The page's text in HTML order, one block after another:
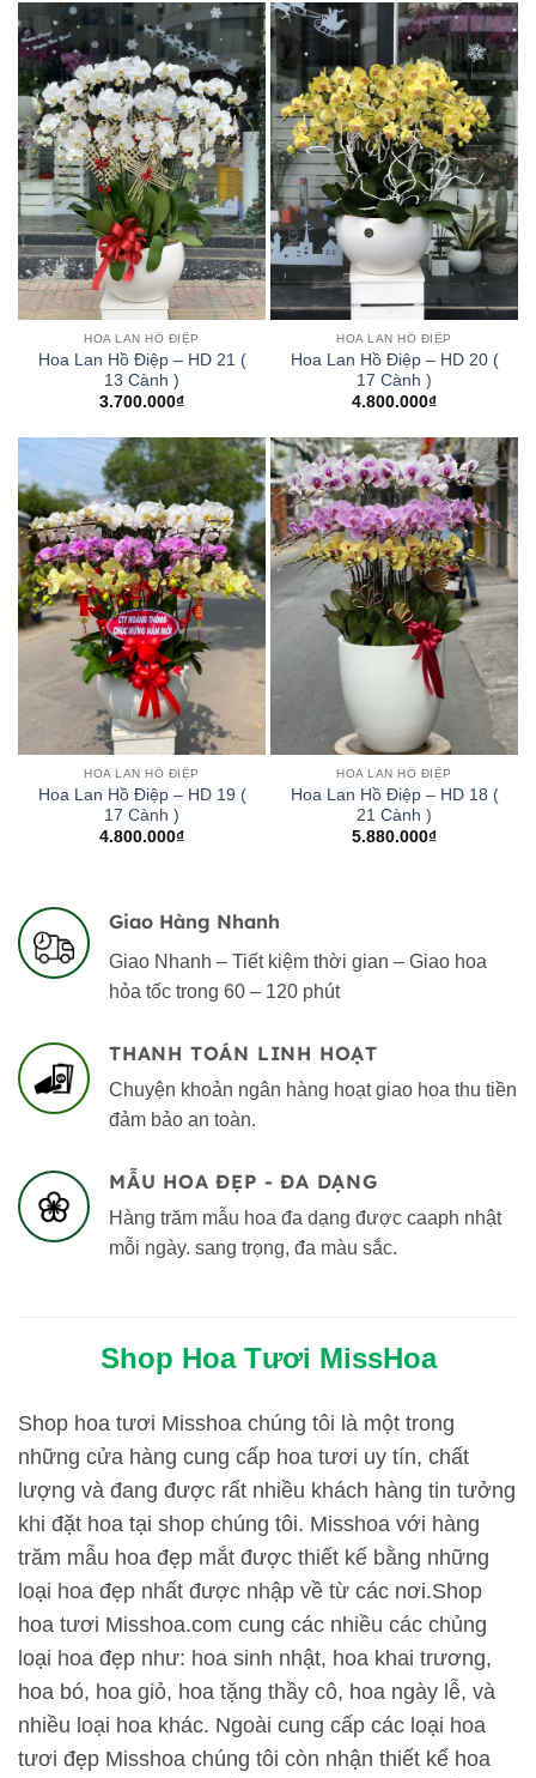
HOA LAN HỒ ĐIỆP
Hoa Lan Hồ Điệp – HD 21 (
13 Cành )
3.700.000₫
HOA LAN HỒ ĐIỆP
Hoa Lan Hồ Điệp – HD 20 (
17 Cành )
4.800.000₫
HOA LAN HỒ ĐIỆP
Hoa Lan Hồ Điệp – HD 19 (
17 Cành )
4.800.000₫
HOA LAN HỒ ĐIỆP
Hoa Lan Hồ Điệp – HD 18 (
21 Cành )
5.880.000₫
Giao Hàng Nhanh
Giao Nhanh – Tiết kiệm thời gian – Giao hoa
hỏa tốc trong 60 – 120 phút
THANH TOÁN LINH HOẠT
Chuyện khoản ngân hàng hoạt giao hoa thu tiền
đảm bảo an toàn.
MẪU HOA ĐẸP - ĐA DẠNG
Hàng trăm mẫu hoa đa dạng được caaph nhật
mỗi ngày. sang trọng, đa màu sắc.
Shop Hoa Tươi MissHoa
Shop hoa tươi Misshoa chúng tôi là một trong
những cửa hàng cung cấp hoa tươi uy tín, chất
lượng và đang được rất nhiều khách hàng tin tưởng
khi đặt hoa tại shop chúng tôi. Misshoa với hàng
trăm mẫu hoa đẹp mắt được thiết kế bằng những
loại hoa đẹp nhất được nhập về từ các nơi.Shop
hoa tươi Misshoa.com cung các nhiều các chủng
loại hoa đẹp như: hoa sinh nhật, hoa khai trương,
hoa bó, hoa giỏ, hoa tặng thầy cô, hoa ngày lễ, và
nhiều loại hoa khác. Ngoài cung cấp các loại hoa
tươi đẹp Misshoa chúng tôi còn nhận thiết kế hoa